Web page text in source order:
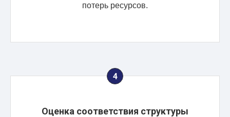
потерь ресурсов.
Оценка соответствия структуры